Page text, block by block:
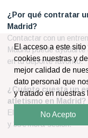
¿Por qué contratar
Madrid?
Contactar con un
Madrid puede
en tu deporte favorito.
¿Cuánto cuesta un
atletismo en Madrid?
El precio medio de un
y 35€ /hora-sesión.
El acceso a este
cookies nuestras y
mejor calidad de
dato personal que
y tratado en
No Acepto